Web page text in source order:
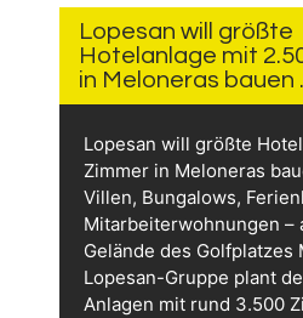
Lopesan will größte
Hotelanlage mit
in Meloneras bauen
Lopesan will größte
Zimmer in Meloneras
Villen, Bungalows,
Mitarbeiterwohnungen –
Gelände des Golfplatzes
Lopesan-Gruppe plant
Anlagen mit rund 3.500